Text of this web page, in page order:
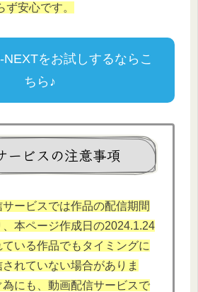
安心です。
NEXTをお試しするならこ
ちら♪
ービスの注意事項
ービスでは作品の配信期間
本ページ作成日の2024.1.24
いる作品でもタイミングに
れていない場合がありま
にも、動画配信サービスで